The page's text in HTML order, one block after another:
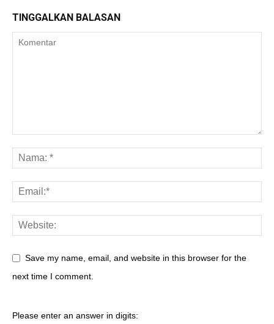
TINGGALKAN BALASAN
Save my name, email, and website in this browser for the
next time I comment.
Please enter an answer in digits: